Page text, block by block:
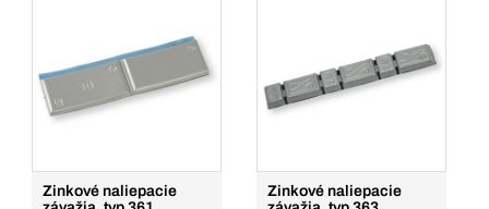
Zinkové naliepacie
Zinkové naliepacie